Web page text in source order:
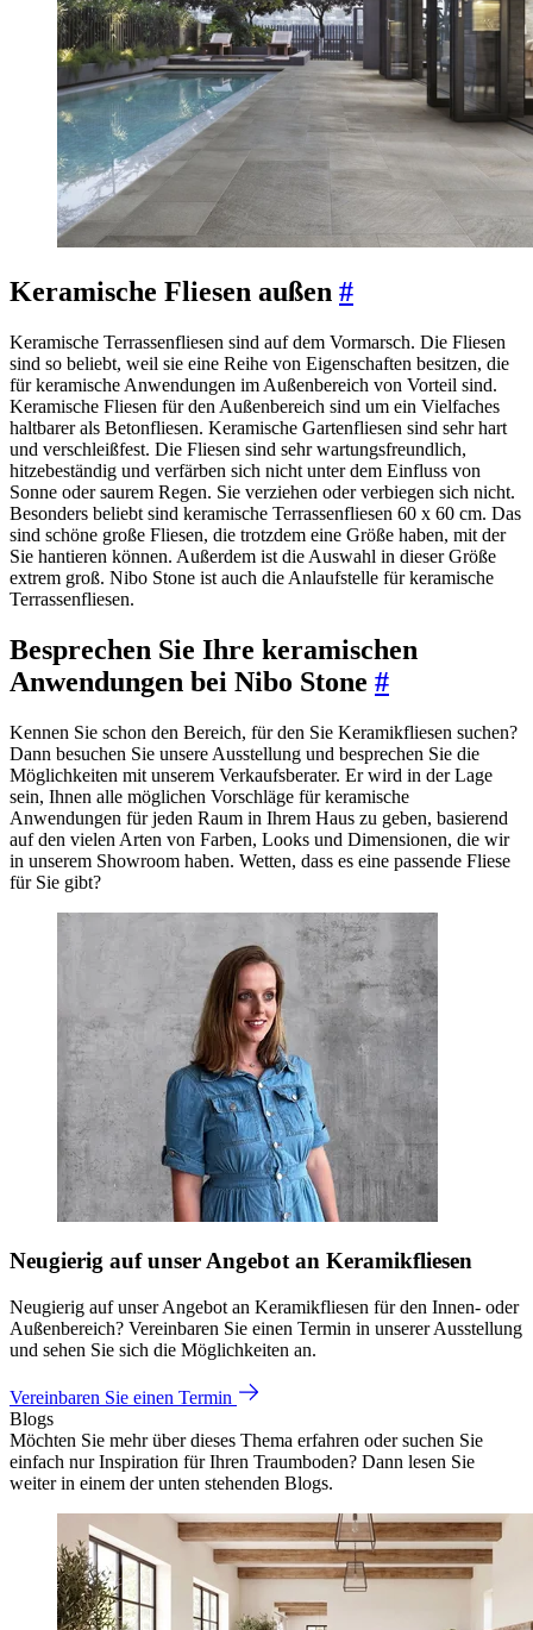
Keramische Fliesen außen #
Keramische Terrassenfliesen sind auf dem Vormarsch. Die Fliesen
sind so beliebt, weil sie eine Reihe von Eigenschaften besitzen, die
für keramische Anwendungen im Außenbereich von Vorteil sind.
Keramische Fliesen für den Außenbereich sind um ein Vielfaches
haltbarer als Betonfliesen. Keramische Gartenfliesen sind sehr hart
und verschleißfest. Die Fliesen sind sehr wartungsfreundlich,
hitzebeständig und verfärben sich nicht unter dem Einfluss von
Sonne oder saurem Regen. Sie verziehen oder verbiegen sich nicht.
Besonders beliebt sind keramische Terrassenfliesen 60 x 60 cm. Das
sind schöne große Fliesen, die trotzdem eine Größe haben, mit der
Sie hantieren können. Außerdem ist die Auswahl in dieser Größe
extrem groß. Nibo Stone ist auch die Anlaufstelle für keramische
Terrassenfliesen.
Besprechen Sie Ihre keramischen
Anwendungen bei Nibo Stone #
Kennen Sie schon den Bereich, für den Sie Keramikfliesen suchen?
Dann besuchen Sie unsere Ausstellung und besprechen Sie die
Möglichkeiten mit unserem Verkaufsberater. Er wird in der Lage
sein, Ihnen alle möglichen Vorschläge für keramische
Anwendungen für jeden Raum in Ihrem Haus zu geben, basierend
auf den vielen Arten von Farben, Looks und Dimensionen, die wir
in unserem Showroom haben. Wetten, dass es eine passende Fliese
für Sie gibt?
Neugierig auf unser Angebot an Keramikfliesen
Neugierig auf unser Angebot an Keramikfliesen für den Innen- oder
Außenbereich? Vereinbaren Sie einen Termin in unserer Ausstellung
und sehen Sie sich die Möglichkeiten an.
Vereinbaren Sie einen Termin
Blogs
Möchten Sie mehr über dieses Thema erfahren oder suchen Sie
einfach nur Inspiration für Ihren Traumboden? Dann lesen Sie
weiter in einem der unten stehenden Blogs.